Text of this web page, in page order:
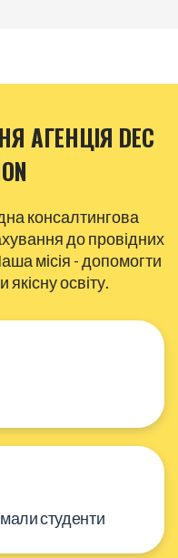
АГЕНЦІЯ DEC
консалтингова
до провідних
місія - допомогти
освіту.
студенти